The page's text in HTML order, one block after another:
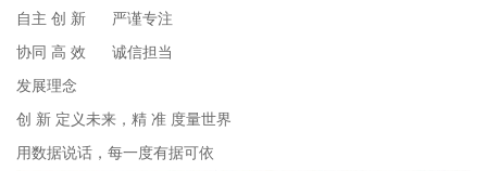
自主 创 新 严谨专注
协同 高 效 诚信担当
发展理念
创 新 定义未来，精 准 度量世界
用数据说话，每一度有据可依